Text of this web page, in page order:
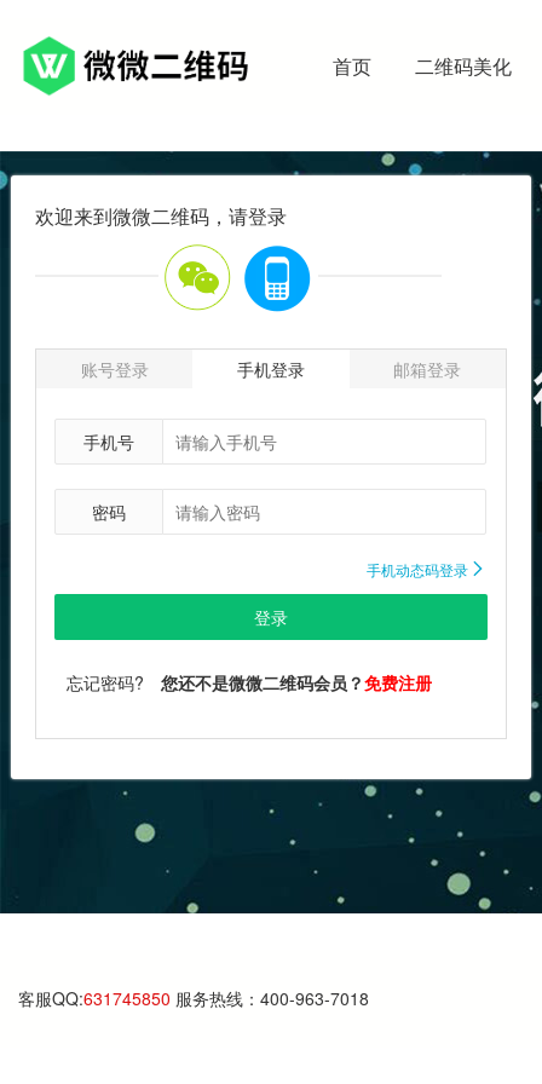
首页 二维码美化
欢迎来到微微二维码，请登录
账号登录 手机登录 邮箱登录
手机号
密码
手机动态码登录 
登录
忘记密码? 您还不是微微二维码会员？免费注册
客服QQ:631745850 服务热线：400-963-7018